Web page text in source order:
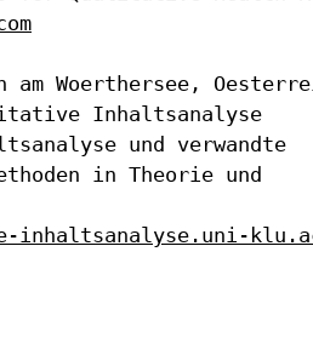
Inhaltsanalyse
und verwandte
in Theorie und